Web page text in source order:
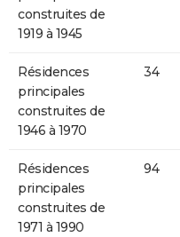
construites de
1919 à 1945
Résidences
principales
construites de
1946 à 1970
34
Résidences
principales
construites de
1971 à 1990
94